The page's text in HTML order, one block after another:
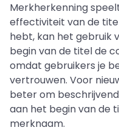
Merkherkenning
effectiviteit van de
hebt, kan het gebruik
begin van de titel de
omdat gebruikers je
vertrouwen. Voor
beter om
aan het begin van de
merknaam.